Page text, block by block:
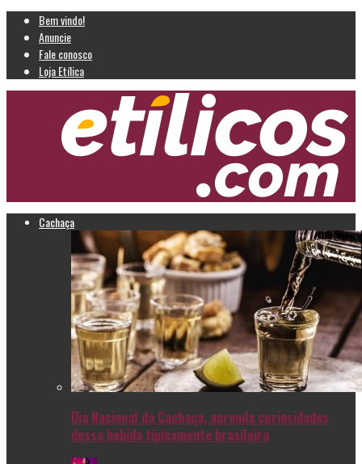
Bem vindo!
Anuncie
Fale conosco
Loja Etílica
Cachaça
Dia Nacional da Cachaça, aprenda curiosidades
dessa bebida tipicamente brasileira